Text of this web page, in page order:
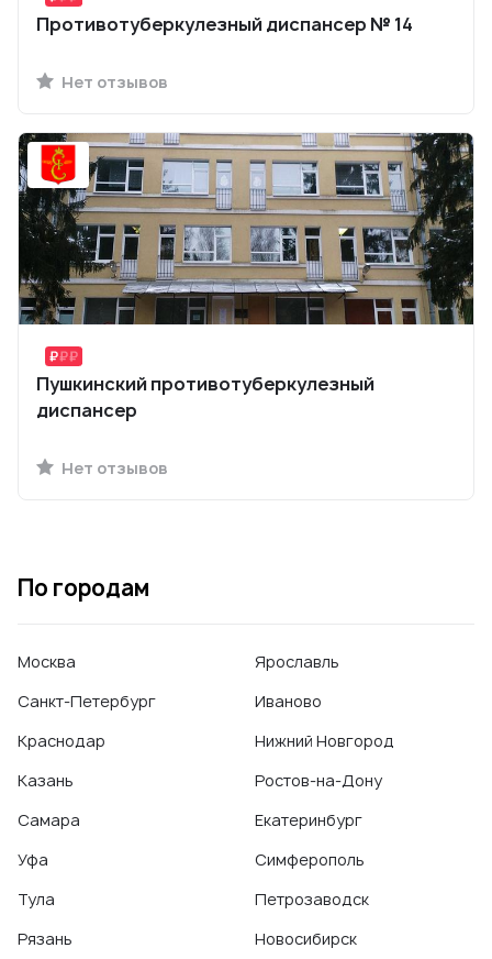
Противотуберкулезный диспансер № 14
Нет отзывов
Пушкинский противотуберкулезный
диспансер
Нет отзывов
По городам
Москва
Санкт-Петербург
Краснодар
Казань
Самара
Уфа
Тула
Рязань
Ярославль
Иваново
Нижний Новгород
Ростов-на-Дону
Екатеринбург
Симферополь
Петрозаводск
Новосибирск